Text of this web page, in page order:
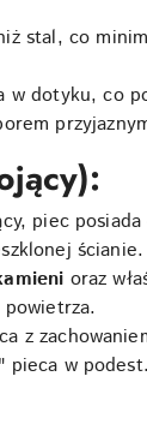
stal, co
dotyku, co
piec
ścianie.
oraz
z
pieca w podest.